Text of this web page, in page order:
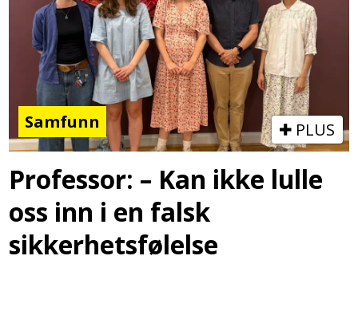
Samfunn PLUS
Professor: – Kan ikke lulle
oss inn i en falsk
sikkerhetsfølelse